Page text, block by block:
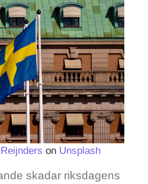
on Unsplash
skadar riksdagens